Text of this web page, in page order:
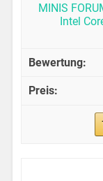
MINIS
Intel